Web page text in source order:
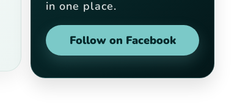
in one place.
Follow on Facebook